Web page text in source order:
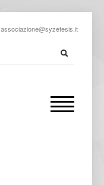
associazione@syzetesis.it